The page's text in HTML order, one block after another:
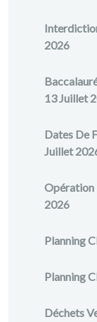
2026
13 Juillet
Dates De
Juillet
Opération
2026
Planning
Planning
Déchets